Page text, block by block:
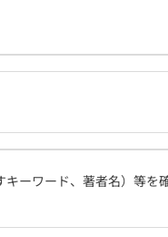
ーワード、著者名）等を